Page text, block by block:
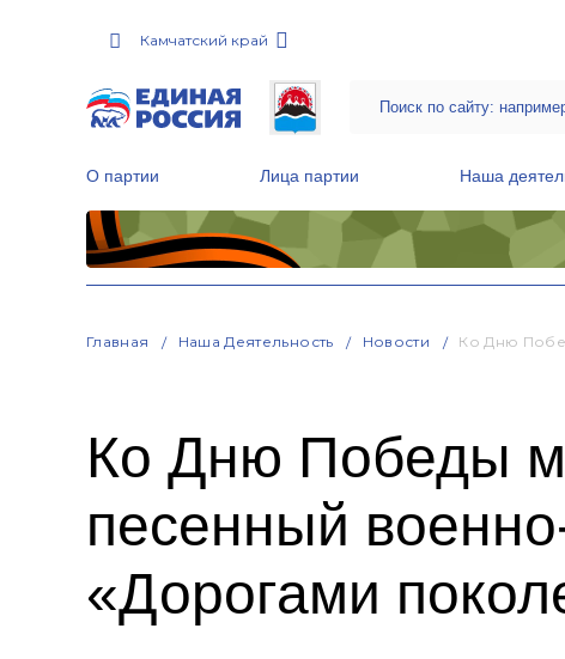
Камчатский край
О партии Лица партии Наша
Главная Наша Деятельность Новости Ко Дню
Ко Дню Победы
песенный
«Дорогами